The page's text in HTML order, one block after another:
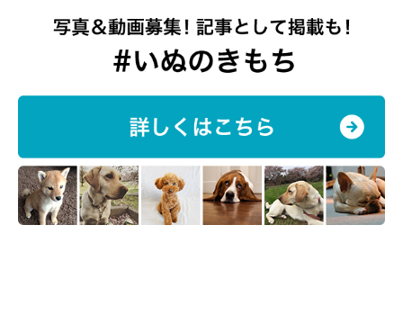
ニック代表、動物再生医療センター病院技術顧問 牛草貴博先生
参考／「いぬのきもち」2022年９月号『「ぽっちゃり」はかわ
いいけれど……肥満は思っているよりずっと怖い！』
文／伊藤亜希子